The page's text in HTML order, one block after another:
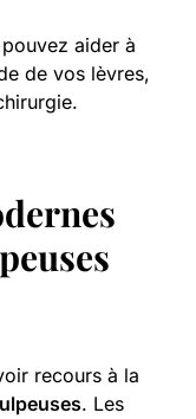
aider à
de vos lèvres,
recours à la
. Les